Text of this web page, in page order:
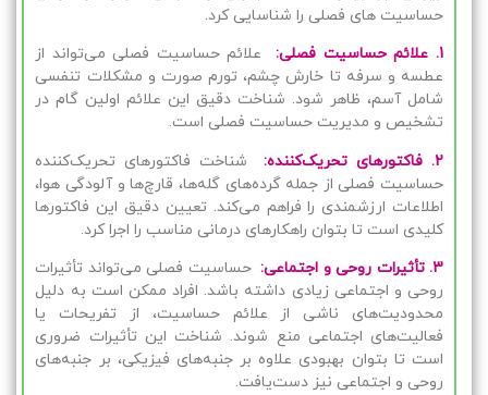
حساسیت های فصلی را شناسایی کرد.
1. علائم حساسیت فصلی:
علائم حساسیت فصلی می‌تواند از
عطسه و سرفه تا خارش چشم، تورم صورت و مشکلات تنفسی
شامل آسم، ظاهر شود. شناخت دقیق این علائم اولین گام در
تشخیص و مدیریت حساسیت فصلی است.
2. فاکتورهای تحریک‌کننده:
شناخت فاکتورهای تحریک‌کننده
حساسیت فصلی از جمله گرده‌های گله‌ها، قارچ‌ها و آلودگی هوا،
اطلاعات ارزشمندی را فراهم می‌کند. تعیین دقیق این فاکتورها
کلیدی است تا بتوان راهکارهای درمانی مناسب را اجرا کرد.
3. تأثیرات روحی و اجتماعی:
حساسیت فصلی می‌تواند تأثیرات
روحی و اجتماعی زیادی داشته باشد. افراد ممکن است به دلیل
محدودیت‌های ناشی از علائم حساسیت، از تفریحات یا
فعالیت‌های اجتماعی منع شوند. شناخت این تأثیرات ضروری
است تا بتوان بهبودی علاوه بر جنبه‌های فیزیکی، بر جنبه‌های
روحی و اجتماعی نیز دست‌یافت.